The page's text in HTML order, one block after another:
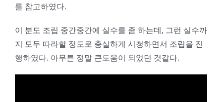
를 참고하였다.
이 분도 조립 중간중간에 실수를 좀 하는데, 그런 실수까
지 모두 따라할 정도로 충실하게 시청하면서 조립을 진
행하였다. 아무튼 정말 큰도움이 되었던 것같다.